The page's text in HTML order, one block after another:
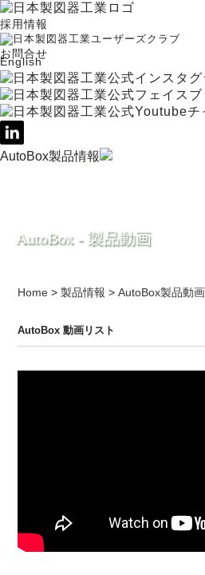
採用情報
お問合せ
English
AutoBox製品情報
AutoBox - 製品動画
Home >製品情報 >AutoBox製品動画
AutoBox 動画リスト